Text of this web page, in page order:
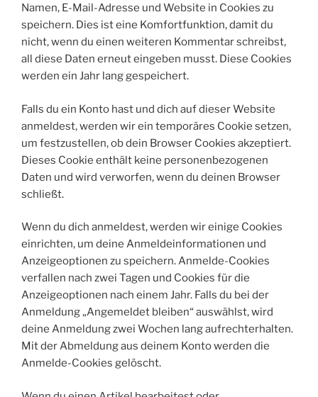
Namen, E-Mail-Adresse und Website in Cookies zu
speichern. Dies ist eine Komfortfunktion, damit du
nicht, wenn du einen weiteren Kommentar schreibst,
all diese Daten erneut eingeben musst. Diese Cookies
werden ein Jahr lang gespeichert.
Falls du ein Konto hast und dich auf dieser Website
anmeldest, werden wir ein temporäres Cookie setzen,
um festzustellen, ob dein Browser Cookies akzeptiert.
Dieses Cookie enthält keine personenbezogenen
Daten und wird verworfen, wenn du deinen Browser
schließt.
Wenn du dich anmeldest, werden wir einige Cookies
einrichten, um deine Anmeldeinformationen und
Anzeigeoptionen zu speichern. Anmelde-Cookies
verfallen nach zwei Tagen und Cookies für die
Anzeigeoptionen nach einem Jahr. Falls du bei der
Anmeldung „Angemeldet bleiben“ auswählst, wird
deine Anmeldung zwei Wochen lang aufrechterhalten.
Mit der Abmeldung aus deinem Konto werden die
Anmelde-Cookies gelöscht.